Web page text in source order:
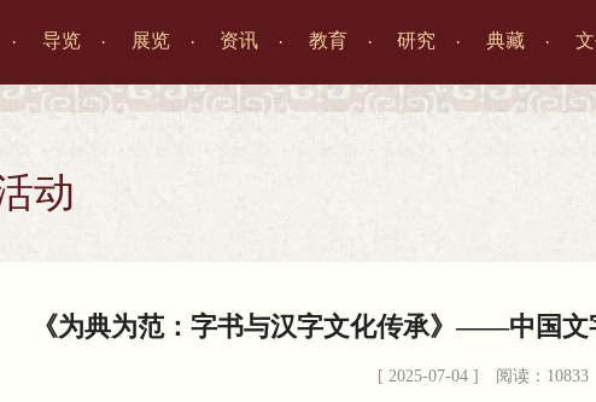
导览 展览 资讯 教育 研究 典藏 文
 
动
《为典为范：字书与汉字文化传承》——中国
[ 2025-07-04 ] 阅读：10833